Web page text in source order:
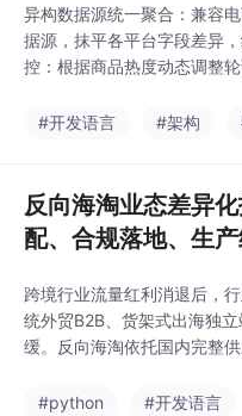
异构数据源统一聚合：兼容
据源，抹平各平台字段差异
控：根据商品热度动态调整
价虚标、大促溢价、临时抬
#开发语言 #架构
反向海淘业态差异
配、合规落地、生
跨境行业流量红利消退后，
统外贸B2B、货架式出海独
缓。反向海淘依托国内完整
运营普遍存在两大误区：一
#python #开发语言